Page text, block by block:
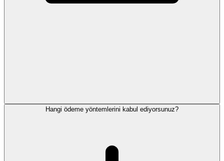
Hangi ödeme yöntemlerini kabul ediyorsunuz?